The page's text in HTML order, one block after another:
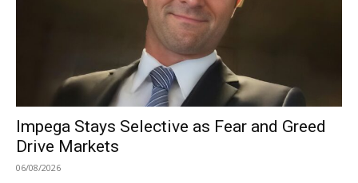
Impega Stays Selective as Fear and Greed
Drive Markets
06/08/2026